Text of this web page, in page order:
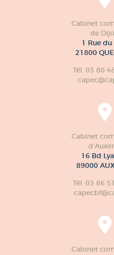
Cabinet
de
1 Rue du
21800
Tél. 03 80
Cabinet
16 Bd
89000
Tél. 03 86
Cabinet